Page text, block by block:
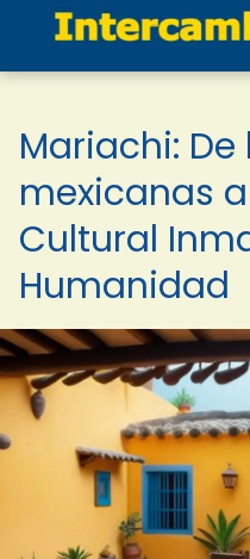
Mariachi:
mexicanas
Cultural
Humanidad